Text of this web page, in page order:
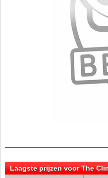
Laagste prijzen voor The